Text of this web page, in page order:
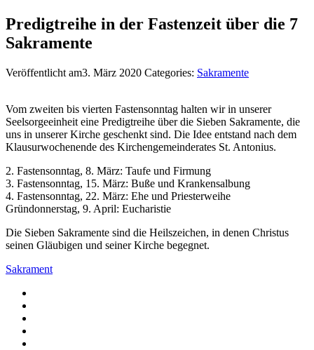
Predigtreihe in der Fastenzeit über die 7
Sakramente
Veröffentlicht am3. März 2020 Categories: Sakramente
Vom zweiten bis vierten Fastensonntag halten wir in unserer
Seelsorgeeinheit eine Predigtreihe über die Sieben Sakramente, die
uns in unserer Kirche geschenkt sind. Die Idee entstand nach dem
Klausurwochenende des Kirchengemeinderates St. Antonius.
2. Fastensonntag, 8. März: Taufe und Firmung
3. Fastensonntag, 15. März: Buße und Krankensalbung
4. Fastensonntag, 22. März: Ehe und Priesterweihe
Gründonnerstag, 9. April: Eucharistie
Die Sieben Sakramente sind die Heilszeichen, in denen Christus
seinen Gläubigen und seiner Kirche begegnet.
Sakrament